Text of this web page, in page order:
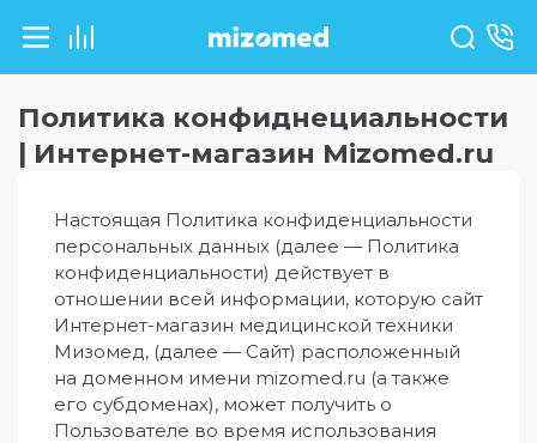
Политика конфиднециальности
| Интернет-магазин Mizomed.ru
Настоящая Политика конфиденциальности
персональных данных (далее — Политика
конфиденциальности) действует в
отношении всей информации, которую сайт
Интернет-магазин медицинской техники
Мизомед, (далее — Сайт) расположенный
на доменном имени mizomed.ru (а также
его субдоменах), может получить о
Пользователе во время использования